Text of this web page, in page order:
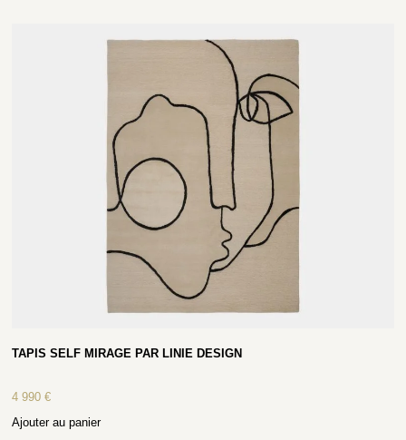
TAPIS SELF MIRAGE PAR LINIE DESIGN
4 990€
Ajouter au panier